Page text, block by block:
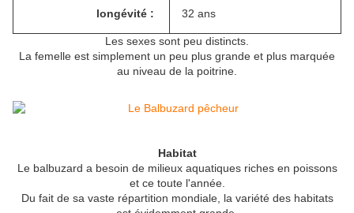
longévité : 32 ans
Les sexes sont peu distincts.
La femelle est simplement un peu plus grande et plus marquée
au niveau de la poitrine.
Habitat
Le balbuzard a besoin de milieux aquatiques riches en poissons
et ce toute l'année.
Du fait de sa vaste répartition mondiale, la variété des habitats